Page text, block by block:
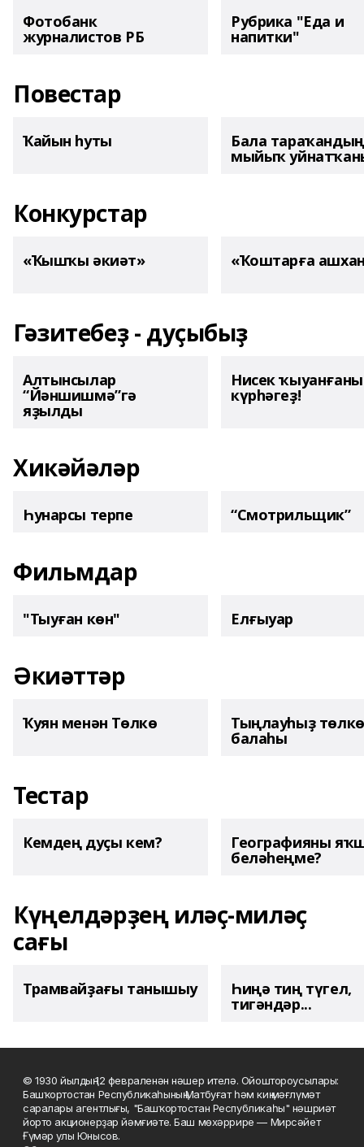
Фотобанк
журналистов РБ
Рубрика "Еда и
напитки"
Повестар
Ҡайын һуты Бала тараҡандың
мыйыҡ
Конкурстар
«Ҡышҡы әкиәт» «Ҡоштарға
Гәзитебеҙ - дуҫыбыҙ
Алтынсылар
“Йәншишмә”гә
яҙылды
Нисек
күрһәгеҙ!
Хикәйәләр
Һунарсы терпе “Смотрильщик”
Фильмдар
"Тыуған көн" Елғыуар
Әкиәттәр
Ҡуян менән Төлкө Тыңлауһыҙ төлкө
балаһы
Тестар
Кемдең дуҫы кем? Географияны
беләһеңме?
Күңелдәрҙең иләҫ-миләҫ
сағы
Трамвайҙағы танышыу Һиңә тиң түгел,
тигәндәр...
© 1930 йылдың 12 февраленән нәшер ителә. Ойоштороусылары:
Башҡортостан Республикаһының Матбуғат һәм киң мәғлүмәт
саралары агентлығы, "Башҡортостан Республикаһы" нәшриәт
йорто акционерҙар йәмғиәте. Баш мөхәррире — Мирсәйет
Ғүмәр улы Юнысов.